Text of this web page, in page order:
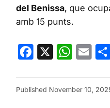
del Benissa, que
amb 15 punts.
Facebook
X
Published November 10,